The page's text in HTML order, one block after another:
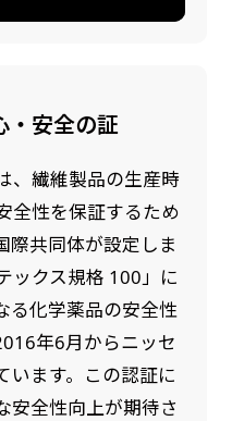
・安全の証
、繊維製品の生産時
全性を保証するため
際共同体が設定しま
ックス規格 100」に
る化学薬品の安全性
年6月からニッセ
います。この認証に
安全性向上が期待さ